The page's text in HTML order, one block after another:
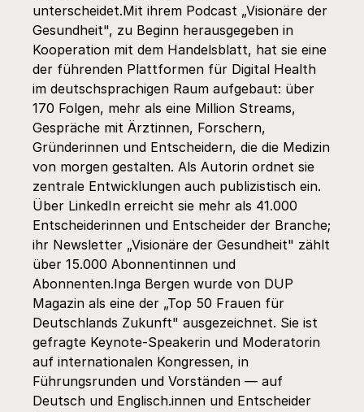
unterscheidet.Mit ihrem Podcast „Visionäre der
Gesundheit", zu Beginn herausgegeben in
Kooperation mit dem Handelsblatt, hat sie eine
der führenden Plattformen für Digital Health
im deutschsprachigen Raum aufgebaut: über
170 Folgen, mehr als eine Million Streams,
Gespräche mit Ärztinnen, Forschern,
Gründerinnen und Entscheidern, die die Medizin
von morgen gestalten. Als Autorin ordnet sie
zentrale Entwicklungen auch publizistisch ein.
Über LinkedIn erreicht sie mehr als 41.000
Entscheiderinnen und Entscheider der Branche;
ihr Newsletter „Visionäre der Gesundheit" zählt
über 15.000 Abonnentinnen und
Abonnenten.Inga Bergen wurde von DUP
Magazin als eine der „Top 50 Frauen für
Deutschlands Zukunft" ausgezeichnet. Sie ist
gefragte Keynote-Speakerin und Moderatorin
auf internationalen Kongressen, in
Führungsrunden und Vorständen — auf
Deutsch und Englisch.innen und Entscheider